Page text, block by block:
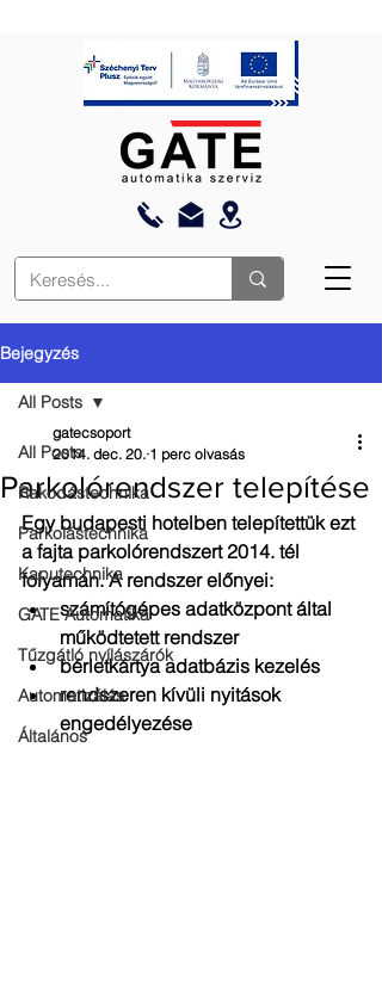
Bejegyzés
All Posts
Rakodástechnika
Parkolástechnika
Kaputechnika
GATE Automatika
Tűzgátló nyílászárók
Automatizálás
Általános
All Posts
Parkolórendszer telepítése
gatecsoport
2014. dec. 20. 1 perc olvasás
Egy budapesti hotelben telepítettük ezt
a fajta parkolórendszert 2014. tél
folyamán. A rendszer előnyei:
számítógépes adatközpont által
működtetett rendszer
bérletkártya adatbázis kezelés
rendszeren kívüli nyitások
engedélyezése